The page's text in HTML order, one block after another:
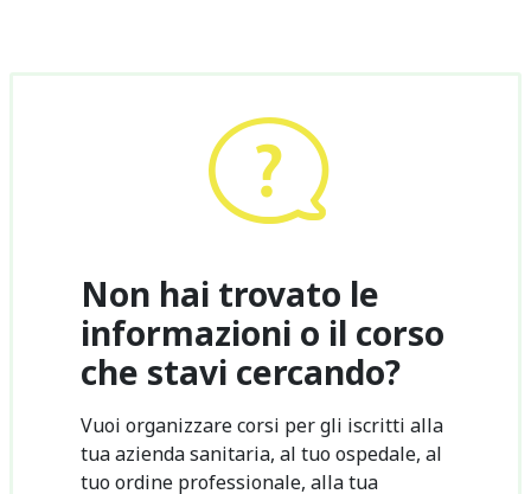
Non hai trovato le
informazioni o il corso
che stavi cercando?
Vuoi organizzare corsi per gli iscritti alla
tua azienda sanitaria, al tuo ospedale, al
tuo ordine professionale, alla tua